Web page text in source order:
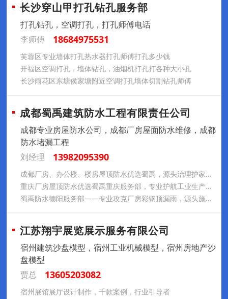
长沙穿山甲打孔钻孔服务部
打孔钻孔，空调打孔，打孔师傅电话
李师傅
18684975531
芙蓉区专业墙体打孔热水器打孔师傅打孔多少钱
开福区空调打孔，墙体钻孔，油烟机打孔打各种大小孔
长沙雨花区东塘侯家塘附近空调打孔墙体切割钻孔师傅
成都蜀禹建筑防水工程有限责任公司
成都专业房屋防水公司，成都厂房屋面防水维修，成都
防水堵漏工程
刘经理
13982095390
成都厂房、办公楼、楼房屋顶防水优选蜀禹，源头治理护家安心，客户好评率高
重庆厂房屋顶防水优选蜀禹重庆服务部，专业护航工业生产，钢结构彩钢顶防水补漏施工
蜀禹防水德阳服务部——专业攻克厂房彩钢顶漏雨，源头施工护生产无忧，客户好评率高
江苏翔宇展览展示服务有限公司
宿州建筑沙盘模型，宿州工业机械模型，宿州房地产沙
盘模型
贾总
13605203082
宿州展馆展厅设计制作，千款案例，行业引导者